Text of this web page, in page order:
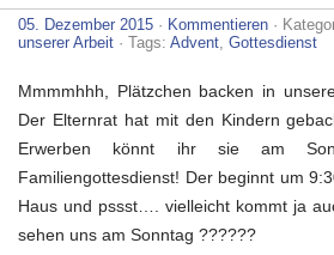
05. Dezember 2015 · Kommentieren ·
unserer Arbeit · Tags: Advent, Gottesdienst
Mmmmhhh, Plätzchen backen in
Der Elternrat hat mit den Kindern
Erwerben könnt ihr sie am
Familiengottesdienst! Der beginnt um
Haus und pssst…. vielleicht kommt ja
sehen uns am Sonntag ??????